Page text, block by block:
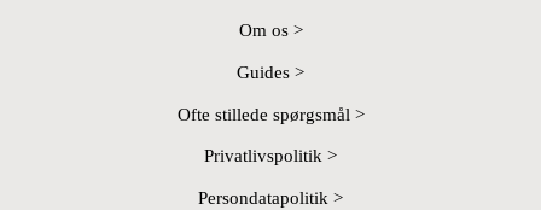
Om os >
Guides >
Ofte stillede spørgsmål >
Privatlivspolitik >
Persondatapolitik >